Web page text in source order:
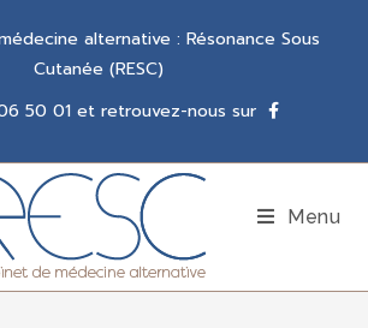
alternative : Résonance Sous
Cutanée (RESC)
50 01 et retrouvez-nous sur
Menu